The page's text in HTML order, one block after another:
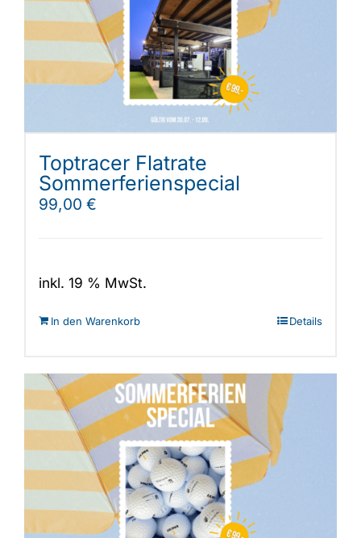
Toptracer Flatrate
Sommerferienspecial
99,00 €
inkl. 19 % MwSt.
In den Warenkorb Details